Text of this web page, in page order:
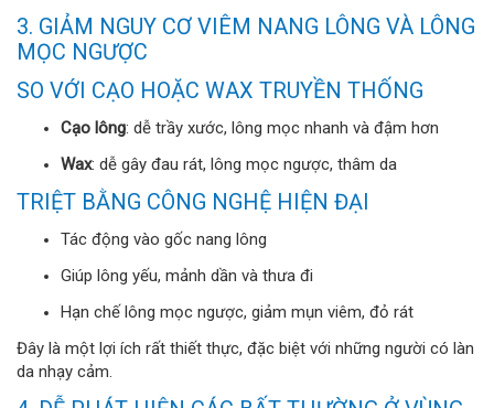
3. GIẢM NGUY CƠ VIÊM NANG LÔNG VÀ LÔNG
MỌC NGƯỢC
SO VỚI CẠO HOẶC WAX TRUYỀN THỐNG
Cạo lông: dễ trầy xước, lông mọc nhanh và đậm hơn
Wax: dễ gây đau rát, lông mọc ngược, thâm da
TRIỆT BẰNG CÔNG NGHỆ HIỆN ĐẠI
Tác động vào gốc nang lông
Giúp lông yếu, mảnh dần và thưa đi
Hạn chế lông mọc ngược, giảm mụn viêm, đỏ rát
Đây là một lợi ích rất thiết thực, đặc biệt với những người có làn
da nhạy cảm.